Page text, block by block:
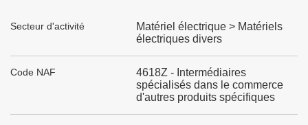
Secteur d'activité
Matériel électrique > Matériels
électriques divers
Code NAF
4618Z - Intermédiaires
spécialisés dans le commerce
d'autres produits spécifiques